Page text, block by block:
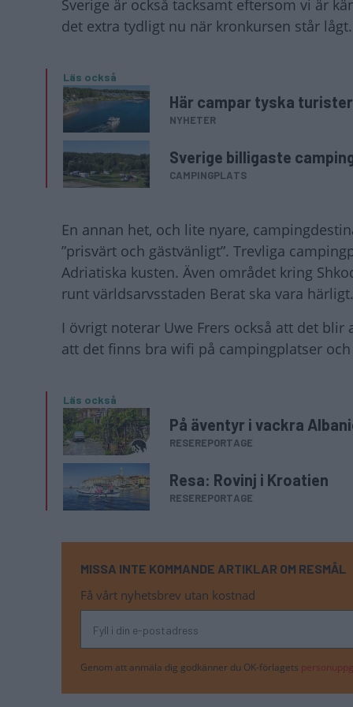
Sverige är också tacksamt eftersom vi är
det extra tydligt nu när kronkursen står lågt.
Läs också
Här campar tyska
NYHETER
Sverige billigaste
CAMPINGPLATS
En annan het, och lite nyare,
”prisvärt och gästvänligt”. Trevliga
Adriatiska kusten. Även området kring
runt världsarvsstaden Berat ska vara
I övrigt noterar Uwe Frers också att det
att det finns bra wifi på campingplatser
Läs också
På äventyr i vackra
RESEREPORTAGE
Resa: Rovinj i Kroatien
RESEREPORTAGE
MISSA INTE KOMMANDE ARTIKLAR OM RESMÅL
Få vårt nyhetsbrev utan kostnad
Genom att anmäla dig godkänner du OK-förlagets